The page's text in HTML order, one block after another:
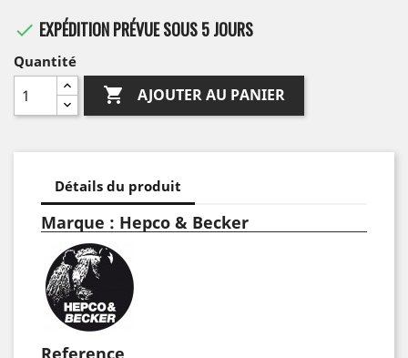
 EXPÉDITION PRÉVUE SOUS 5 JOURS
Quantité
 AJOUTER AU PANIER
Détails du produit
Marque : Hepco & Becker
Reference